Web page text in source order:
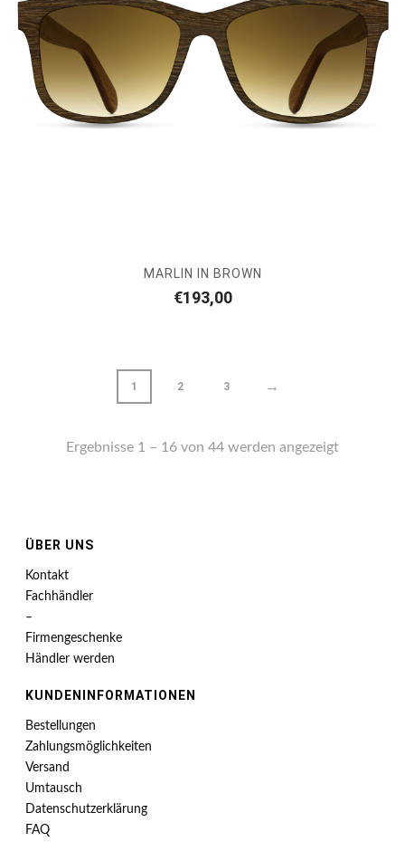
MARLIN IN BROWN
€193,00
1 2 3 →
Ergebnisse 1 – 16 von 44 werden angezeigt
ÜBER UNS
Kontakt
Fachhändler
–
Firmengeschenke
Händler werden
KUNDENINFORMATIONEN
Bestellungen
Zahlungsmöglichkeiten
Versand
Umtausch
Datenschutzerklärung
FAQ